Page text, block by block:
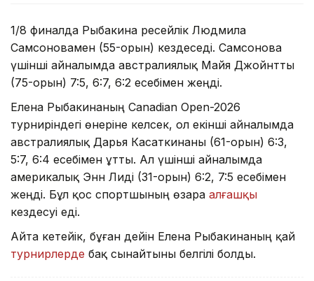
1/8 финалда Рыбакина ресейлік Людмила
Самсоновамен (55-орын) кездеседі. Самсонова
үшінші айналымда австралиялық Майя Джойнтты
(75-орын) 7:5, 6:7, 6:2 есебімен жеңді.
Елена Рыбакинаның Canadian Open-2026
турниріндегі өнеріне келсек, ол екінші айналымда
австралиялық Дарья Касаткинаны (61-орын) 6:3,
5:7, 6:4 есебімен ұтты. Ал үшінші айналымда
америкалық Энн Лиді (31-орын) 6:2, 7:5 есебімен
жеңді. Бұл қос спортшының өзара алғашқы
кездесуі еді.
Айта кетейік, бұған дейін Елена Рыбакинаның қай
турнирлерде бақ сынайтыны белгілі болды.